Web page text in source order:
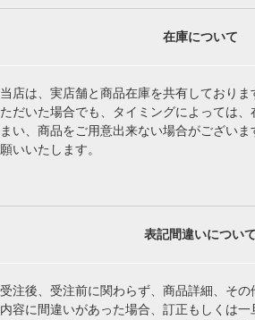
在庫について
当店は、実店舗と商品在庫を共有しており
ただいた場合でも、タイミングによっては
まい、商品をご用意出来ない場合がござい
願いいたします。
表記間違いについて
受注後、受注前に関わらず、商品詳細、そ
内容に間違いがあった場合、訂正もしくは